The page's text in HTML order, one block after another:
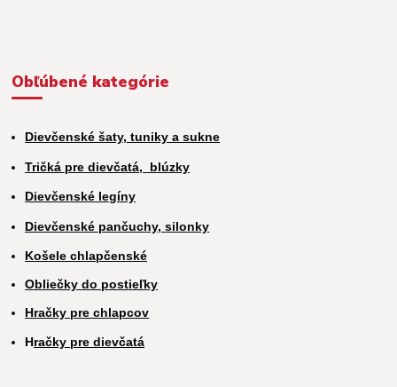
Obľúbené kategórie
Dievčenské šaty, tuniky a sukne
Tričká pre dievčatá, blúzky
Dievčenské legíny
Dievčenské pančuchy, silonky
Košele chlapčenské
Obliečky do postieľky
Hračky pre chlapcov
Hračky pre dievčatá